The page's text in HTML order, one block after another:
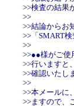
>>検査の結果
>>
>>結論からお
>>「SMART
>>
>>●●様がご使
>>行いますと
>>確認いたし
>>
>>本メールに
>>ますので、